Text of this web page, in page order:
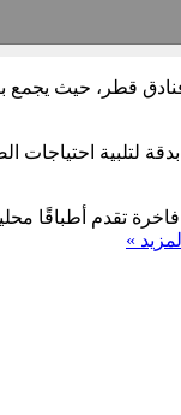
قطر، حيث يجمع
لتلبية احتياجات
تقدم أطباقًا
»